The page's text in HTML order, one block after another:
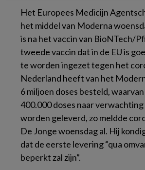
Het Europees Medicijn
het middel van Moderna
is na het vaccin van BioNTech/
tweede vaccin dat in de EU is
te worden ingezet tegen het
Nederland heeft van het
6 miljoen doses besteld,
400.000 doses naar
worden geleverd, zo meldde
De Jonge woensdag al. Hij
dat de eerste levering “qua
beperkt zal zijn”.